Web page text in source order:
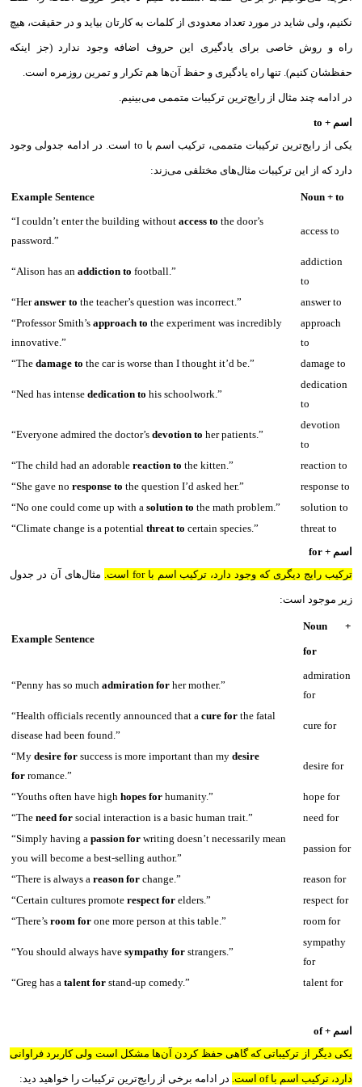
نکنیم، ولی شاید در مورد تعداد معدودی از کلمات به کارتان بیاید و در حقیقت، هیچ
راه و روش خاصی برای یادگیری این حروف اضافه وجود ندارد (جز اینکه
حفظشان کنیم). تنها راه یادگیری و حفظ آن‌ها هم تکرار و تمرین روزمره است.
در ادامه چند مثال از رایج‌ترین ترکیبات متممی می‌بینیم.
اسم + to
یکی از رایج‌ترین ترکیبات متممی، ترکیب اسم با to‌ است. در ادامه جدولی وجود
دارد که از این ترکیبات مثال‌های مختلفی می‌زند:‌
Noun + to
Example Sentence
access to
“I couldn’t enter the building without access to the door’s
password.”
addiction
to
“Alison has an addiction to football.”
answer to
“Heranswer to the teacher’s question was incorrect.”
approach
to
“Professor Smith’s approach to the experiment was incredibly
innovative.”
damage to
“The damage to the car is worse than I thought it’d be.”
dedication
to
“Ned has intense dedication to his schoolwork.”
devotion
to
“Everyone admired the doctor’s devotion to her patients.”
reaction to
“The child had an adorable reaction to the kitten.”
response to
“She gave no response to the question I’d asked her.”
solution to
“No one could come up with a solution to the math problem.”
threat to
“Climate change is a potential threat to certain species.”
اسم + for
ترکیب رایج دیگری که وجود دارد، ترکیب اسم با for است.
مثال‌های آن در جدول
زیر موجود است:
Noun +
for
Example Sentence
admiration
for
“Penny has so much admiration for her mother.”
cure for
“Health officials recently announced that a cure for the fatal
disease had been found.”
desire for
“My desire for success is more important than my desire
for romance.”
hope for
“Youths often have high hopes for humanity.”
need for
“The need for social interaction is a basic human trait.”
passion for
“Simply having a passion for writing doesn’t necessarily mean
you will become a best-selling author.”
reason for
“There is always a reason for change.”
respect for
“Certain cultures promote respect for elders.”
room for
“There’s room for one more person at this table.”
sympathy
for
“You should always have sympathy for strangers.”
talent for
“Greg has a talent for stand-up comedy.”
اسم + of
یکی دیگر از ترکیباتی که گاهی حفظ کردن آن‌ها مشکل است ولی کاربرد فراوانی
دارد، ترکیب اسم با of است. در ادامه برخی از رایج‌ترین ترکیبات را خواهید دید: